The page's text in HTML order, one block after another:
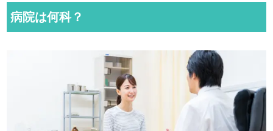
病院は何科？